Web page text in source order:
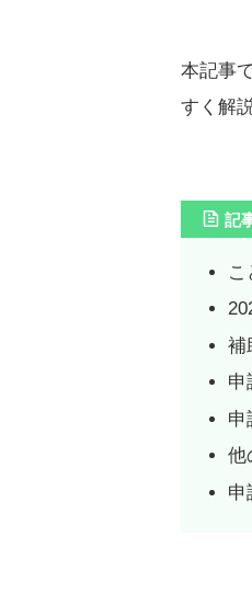
本記事
すく解
記
こ
補
申
申
他
申